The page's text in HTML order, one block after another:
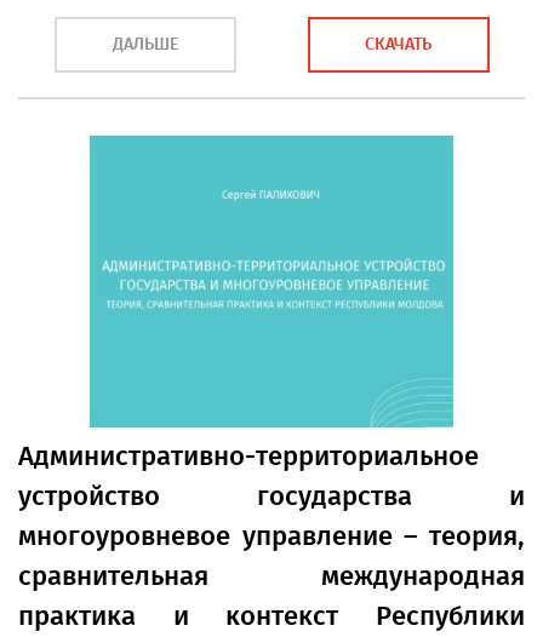
ДАЛЬШЕ СКАЧАТЬ
Административно-территориальное
устройство государства и
многоуровневое управление – теория,
сравнительная международная
практика и контекст Республики